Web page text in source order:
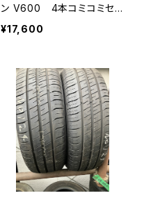
ン V600 4本コミコミセッ
ト
¥17,600